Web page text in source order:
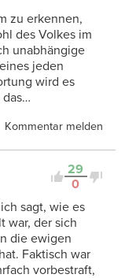
zu erkennen,
des Volkes im
unabhängige
jeden
wird es
das…
Kommentar melden
29
0
sagt, wie es
war, der sich
die ewigen
Faktisch war
vorbestraft,